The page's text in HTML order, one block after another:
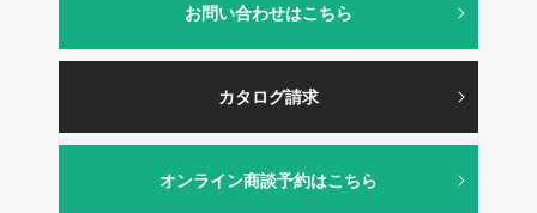
お問い合わせはこちら
カタログ請求
オンライン商談予約はこちら